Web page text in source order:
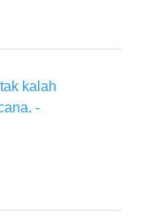
kalah
-